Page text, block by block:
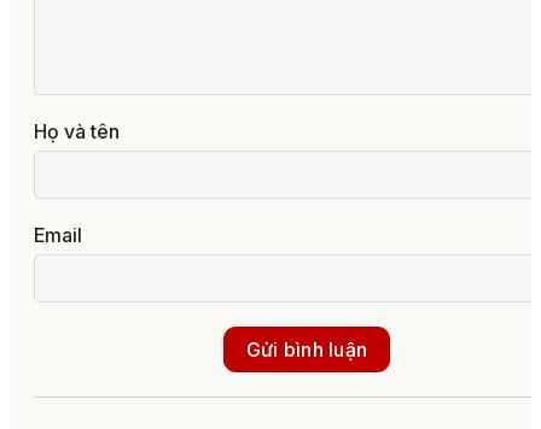
Họ và tên
Email
Gửi bình luận